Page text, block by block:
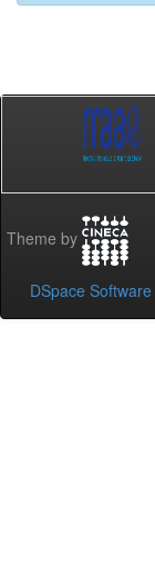
Theme by
DSpace Software